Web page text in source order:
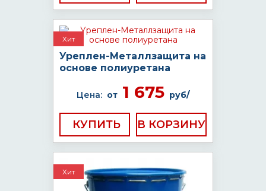
Хит
Уреплен-Металлзащита на
основе полиуретана
Цена: от 1 675 руб/
КУПИТЬ
Хит